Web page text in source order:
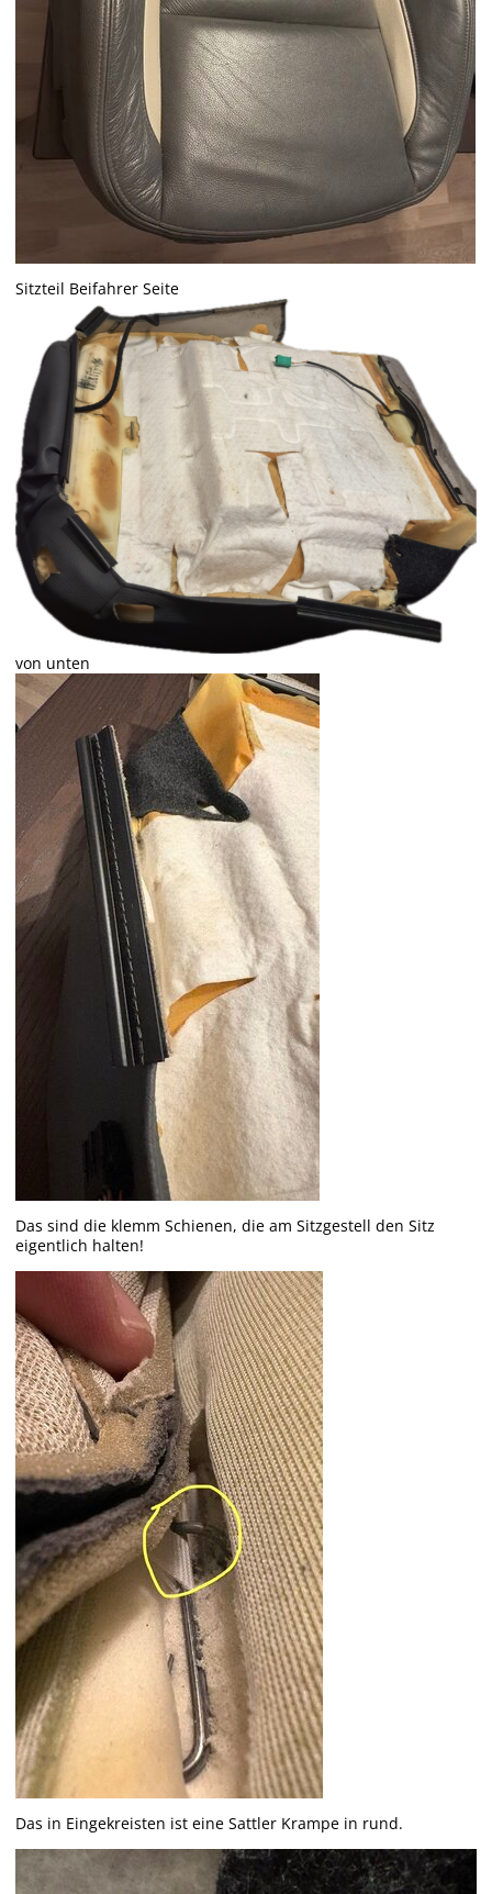
Sitzteil Beifahrer Seite
von unten
Das sind die klemm Schienen, die am Sitzgestell den Sitz
eigentlich halten!
Das in Eingekreisten ist eine Sattler Krampe in rund.